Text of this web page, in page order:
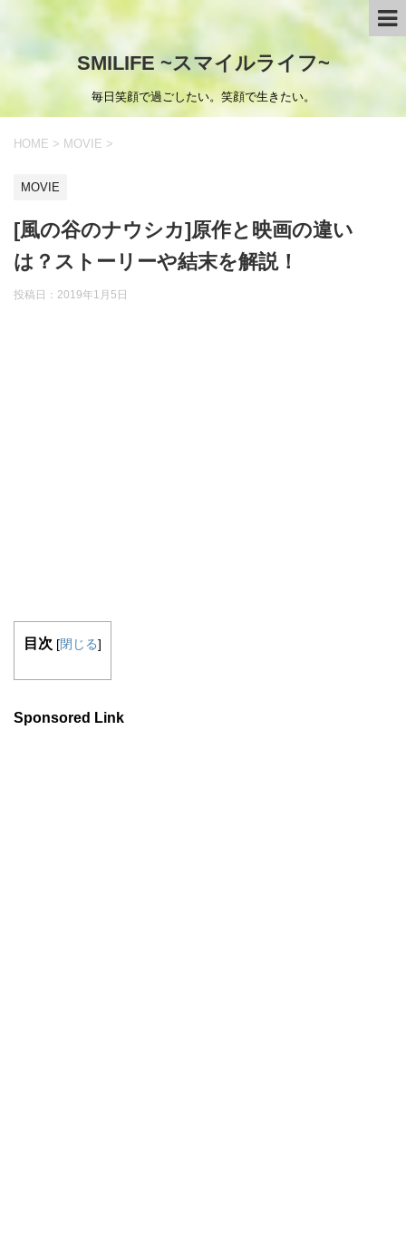
SMILIFE ~スマイルライフ~
毎日笑顔で過ごしたい。笑顔で生きたい。
HOME > MOVIE >
MOVIE
[風の谷のナウシカ]原作と映画の違い
は？ストーリーや結末を解説！
投稿日： 2019年1月5日
目次 [閉じる]
Sponsored Link